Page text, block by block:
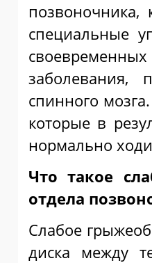
позвоночника,
специальные
заболевания,
спинного
которые в
нормально
Что такое
отдела
Слабое
диска между